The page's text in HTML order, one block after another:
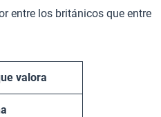
entre los británicos que entre
valora